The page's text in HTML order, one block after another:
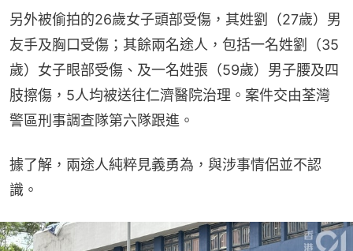
另外被偷拍的26歲女子頭部受傷，其姓劉（27歲）男
友手及胸口受傷；其餘兩名途人，包括一名姓劉（35
歲）女子眼部受傷、及一名姓張（59歲）男子腰及四
肢擦傷，5人均被送往仁濟醫院治理。案件交由荃灣
警區刑事調查隊第六隊跟進。
據了解，兩途人純粹見義勇為，與涉事情侶並不認
識。